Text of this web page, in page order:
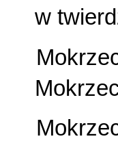
w